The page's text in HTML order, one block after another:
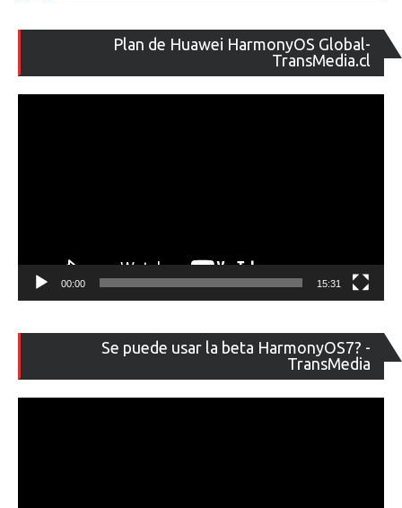
Plan de Huawei HarmonyOS Global-
TransMedia.cl
de
00:00 15:31
Se puede usar la beta HarmonyOS7? -
TransMedia
de